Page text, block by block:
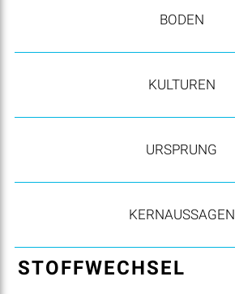
BODEN
KULTUREN
URSPRUNG
KERNAUSSAGEN
STOFFWECHSEL